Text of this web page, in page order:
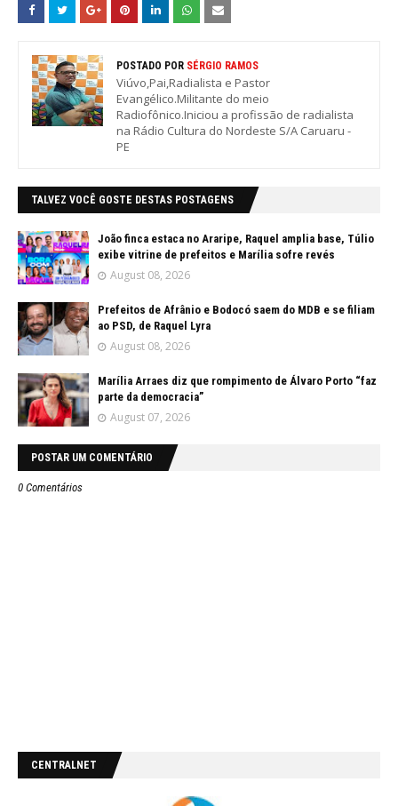
POSTADO POR SÉRGIO RAMOS
Viúvo,Pai,Radialista e Pastor
Evangélico.Militante do meio
Radiofônico.Iniciou a profissão de radialista
na Rádio Cultura do Nordeste S/A Caruaru -
PE
TALVEZ VOCÊ GOSTE DESTAS POSTAGENS
João finca estaca no Araripe, Raquel amplia base, Túlio
exibe vitrine de prefeitos e Marília sofre revés
August 08, 2026
Prefeitos de Afrânio e Bodocó saem do MDB e se filiam
ao PSD, de Raquel Lyra
August 08, 2026
Marília Arraes diz que rompimento de Álvaro Porto “faz
parte da democracia”
August 07, 2026
POSTAR UM COMENTÁRIO
0 Comentários
CENTRALNET